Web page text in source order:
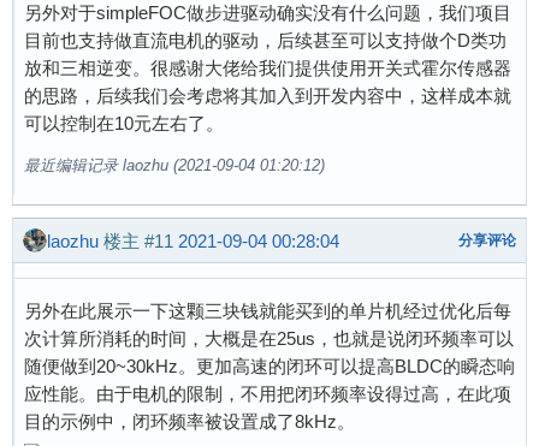
另外对于simpleFOC做步进驱动确实没有什么问题，我们项目
目前也支持做直流电机的驱动，后续甚至可以支持做个D类功
放和三相逆变。很感谢大佬给我们提供使用开关式霍尔传感器
的思路，后续我们会考虑将其加入到开发内容中，这样成本就
可以控制在10元左右了。
最近编辑记录 laozhu (2021-09-04 01:20:12)
laozhu 楼主 #11 2021-09-04 00:28:04 分享评论
另外在此展示一下这颗三块钱就能买到的单片机经过优化后每
次计算所消耗的时间，大概是在25us，也就是说闭环频率可以
随便做到20~30kHz。更加高速的闭环可以提高BLDC的瞬态响
应性能。由于电机的限制，不用把闭环频率设得过高，在此项
目的示例中，闭环频率被设置成了8kHz。